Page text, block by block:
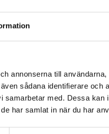
annonserna till
sådana identifierare och
med. Dessa kan
har samlat in när du har
studentlitteratur.se via
inte leveranser
ett köp måste
Läs mer